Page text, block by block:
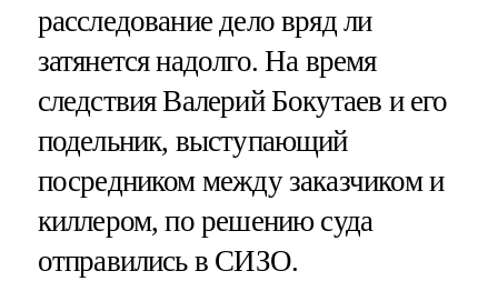
расследование дело вряд ли
затянется надолго. На время
следствия Валерий Бокутаев и его
подельник, выступающий
посредником между заказчиком и
киллером, по решению суда
отправились в СИЗО.